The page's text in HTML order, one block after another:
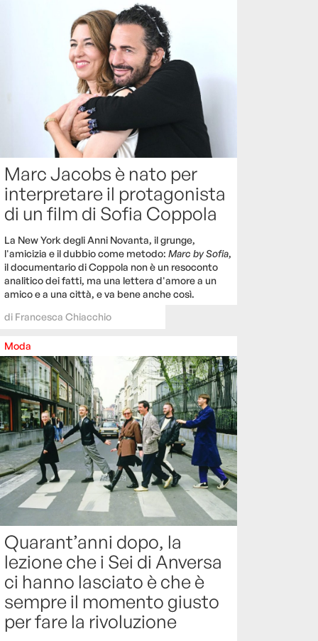
Marc Jacobs è nato per
interpretare il protagonista
di un film di Sofia Coppola
La New York degli Anni Novanta, il grunge,
l'amicizia e il dubbio come metodo: Marc by Sofia,
il documentario di Coppola non è un resoconto
analitico dei fatti, ma una lettera d'amore a un
amico e a una città, e va bene anche così.
di Francesca Chiacchio
Moda
Quarant’anni dopo, la
lezione che i Sei di Anversa
ci hanno lasciato è che è
sempre il momento giusto
per fare la rivoluzione